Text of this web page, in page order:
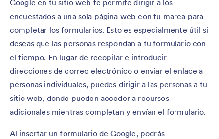
Google en tu sitio web te permite dirigir a los
encuestados a una sola página web con tu marca para
completar los formularios. Esto es especialmente útil si
deseas que las personas respondan a tu formulario con
el tiempo. En lugar de recopilar e introducir
direcciones de correo electrónico o enviar el enlace a
personas individuales, puedes dirigir a las personas a tu
sitio web, donde pueden acceder a recursos
adicionales mientras completan y envían el formulario.
Al insertar un formulario de Google, podrás